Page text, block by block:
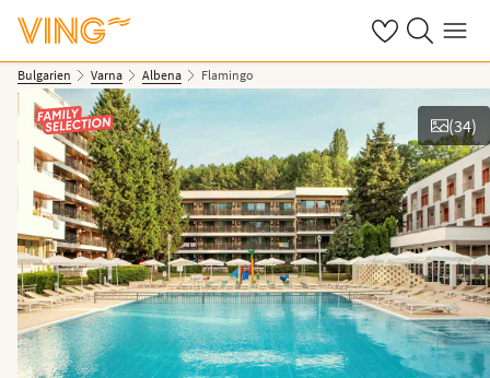
Se dinaSök på ving.se
Meny
Bulgarien Varna Albena Flamingo
Se bilder
(34)